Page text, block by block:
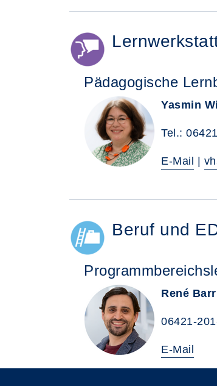
Pädagogische
Yasmin
Tel.:
E-Mail
Beruf und
René
06421-
E-Mail